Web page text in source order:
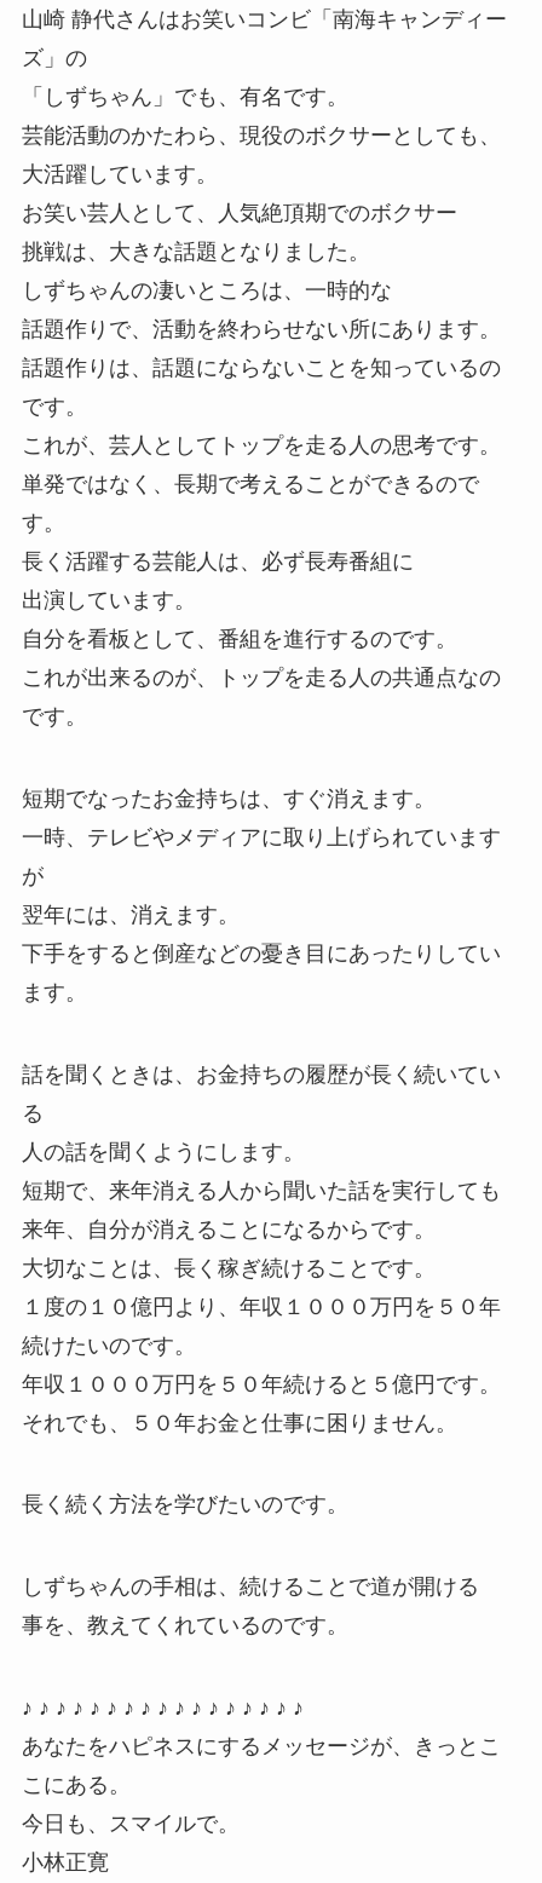
山崎 静代さんはお笑いコンビ「南海キャンディー
ズ」の
「しずちゃん」でも、有名です。
芸能活動のかたわら、現役のボクサーとしても、
大活躍しています。
お笑い芸人として、人気絶頂期でのボクサー
挑戦は、大きな話題となりました。
しずちゃんの凄いところは、一時的な
話題作りで、活動を終わらせない所にあります。
話題作りは、話題にならないことを知っているの
です。
これが、芸人としてトップを走る人の思考です。
単発ではなく、長期で考えることができるので
す。
長く活躍する芸能人は、必ず長寿番組に
出演しています。
自分を看板として、番組を進行するのです。
これが出来るのが、トップを走る人の共通点なの
です。
短期でなったお金持ちは、すぐ消えます。
一時、テレビやメディアに取り上げられています
が
翌年には、消えます。
下手をすると倒産などの憂き目にあったりしてい
ます。
話を聞くときは、お金持ちの履歴が長く続いてい
る
人の話を聞くようにします。
短期で、来年消える人から聞いた話を実行しても
来年、自分が消えることになるからです。
大切なことは、長く稼ぎ続けることです。
１度の１０億円より、年収１０００万円を５０年
続けたいのです。
年収１０００万円を５０年続けると５億円です。
それでも、５０年お金と仕事に困りません。
長く続く方法を学びたいのです。
しずちゃんの手相は、続けることで道が開ける
事を、教えてくれているのです。
♪ ♪ ♪ ♪ ♪ ♪ ♪ ♪ ♪ ♪ ♪ ♪ ♪ ♪ ♪ ♪ ♪
あなたをハピネスにするメッセージが、きっとこ
こにある。
今日も、スマイルで。
小林正寛